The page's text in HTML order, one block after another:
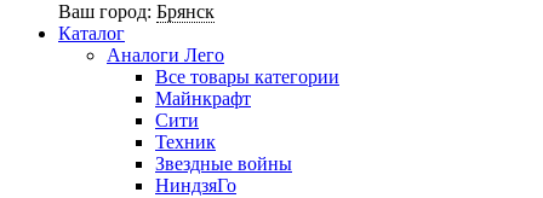
Ваш город: Брянск
Каталог
Аналоги Лего
Все товары категории
Майнкрафт
Сити
Техник
Звездные войны
НиндзяГо